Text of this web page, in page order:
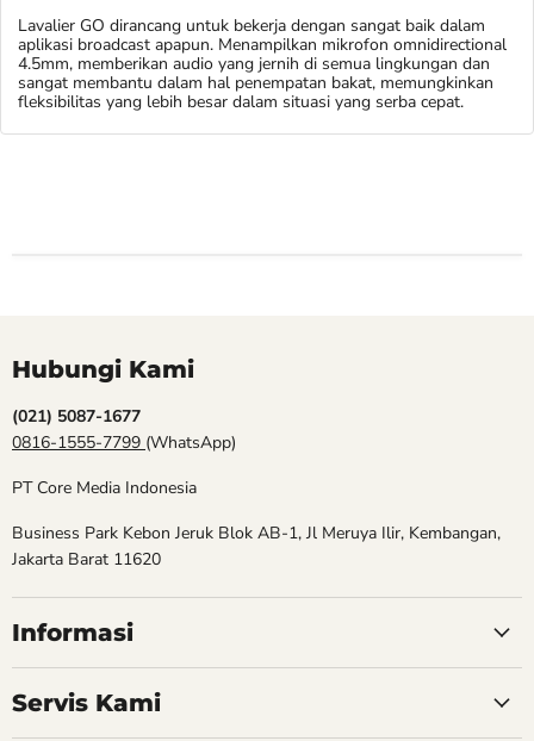
Lavalier GO dirancang untuk bekerja dengan sangat baik dalam
aplikasi broadcast apapun. Menampilkan mikrofon omnidirectional
4.5mm, memberikan audio yang jernih di semua lingkungan dan
sangat membantu dalam hal penempatan bakat, memungkinkan
fleksibilitas yang lebih besar dalam situasi yang serba cepat.
Hubungi Kami
(021) 5087-1677
0816-1555-7799 (WhatsApp)
PT Core Media Indonesia
Business Park Kebon Jeruk Blok AB-1, Jl Meruya Ilir, Kembangan,
Jakarta Barat 11620
Informasi
Servis Kami